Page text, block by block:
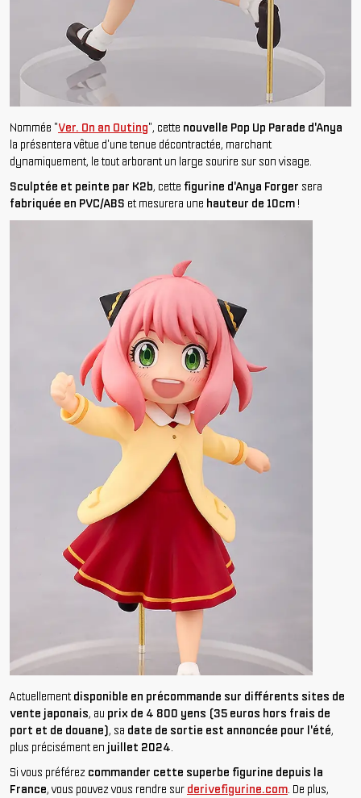
Nommée "Ver. On an Outing", cette nouvelle Pop Up Parade d'Anya
la présentera vêtue d'une tenue décontractée, marchant
dynamiquement, le tout arborant un large sourire sur son visage.
Sculptée et peinte par K2b, cette figurine d'Anya Forger sera
fabriquée en PVC/ABS et mesurera une hauteur de 10cm !
Actuellement disponible en précommande sur différents sites de
vente japonais, au prix de 4 800 yens (35 euros hors frais de
port et de douane), sa date de sortie est annoncée pour l'été,
plus précisément en juillet 2024.
Si vous préférez commander cette superbe figurine depuis la
France, vous pouvez vous rendre sur derivefigurine.com. De plus,